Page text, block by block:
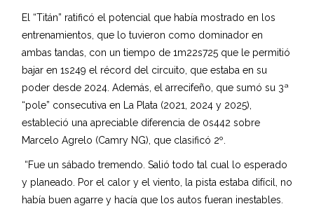
El “Titán” ratificó el potencial que había mostrado en los
entrenamientos, que lo tuvieron como dominador en
ambas tandas, con un tiempo de 1m22s725 que le permitió
bajar en 1s249 el récord del circuito, que estaba en su
poder desde 2024. Además, el arrecifeño, que sumó su 3ª
“pole” consecutiva en La Plata (2021, 2024 y 2025),
estableció una apreciable diferencia de 0s442 sobre
Marcelo Agrelo (Camry NG), que clasificó 2º.
“Fue un sábado tremendo. Salió todo tal cual lo esperado
y planeado. Por el calor y el viento, la pista estaba difícil, no
había buen agarre y hacía que los autos fueran inestables.